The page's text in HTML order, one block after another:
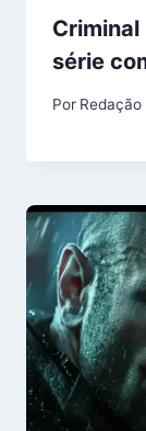
série
Por Redação